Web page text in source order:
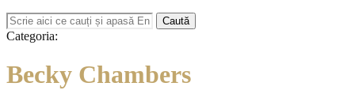
Caută
Categoria:
Becky Chambers